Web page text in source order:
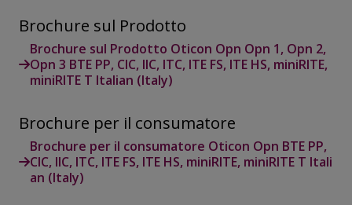
Brochure sul Prodotto
Brochure sul Prodotto Oticon Opn Opn 1, Opn 2,
Opn 3 BTE PP, CIC, IIC, ITC, ITE FS, ITE HS, miniRITE,
miniRITE T Italian (Italy)
Brochure per il consumatore
Brochure per il consumatore Oticon Opn BTE PP,
CIC, IIC, ITC, ITE FS, ITE HS, miniRITE, miniRITE T Itali
an (Italy)